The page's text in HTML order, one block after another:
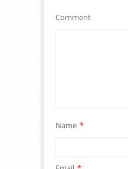
Comment
Name *